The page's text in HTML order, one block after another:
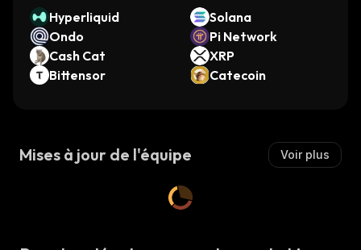
Hyperliquid
Solana
Ondo
Pi Network
Cash Cat
XRP
Bittensor
Catecoin
Mises à jour de l'équipe Voir plus